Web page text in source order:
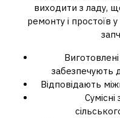
виходити з ладу,
ремонту і простоїв у
забезпечують
Відповідають